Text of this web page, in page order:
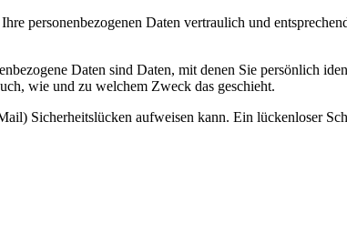
personenbezogenen Daten vertraulich und
Daten sind Daten, mit denen Sie persönlich
wie und zu welchem Zweck das geschieht.
Sicherheitslücken aufweisen kann. Ein lückenloser